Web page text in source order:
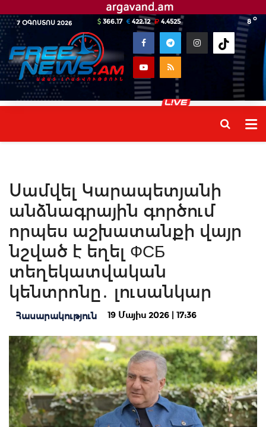
7 ՕԳՈՍՏՈՍ 2026 8 o
366.17 422.12 4.4525
Սամվել Կարապետյանի
անձնագրային գործում
որպես աշխատանքի վայր
նշված է եղել ФСБ
տեղեկատվական
կենտրոնը․ լուսանկար
Հասարակություն 19 Մայիս 2026 | 17:36